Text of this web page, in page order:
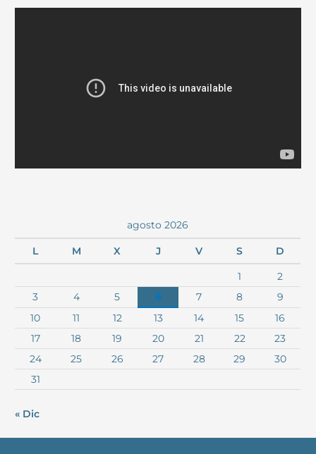
agosto 2026
L M X J V S D
1
2
3
4 5 6 7 8
9
10
11 12 13 14 15
16
17
18 19 20 21 22
23
24
25 26 27 28 29
30
31
« Dic